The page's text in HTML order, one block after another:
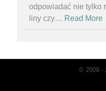
odpowiadać nie tylko
liny czy… Read More
© 2009 -